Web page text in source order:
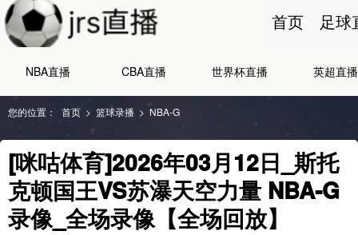
首页 足球
NBA直播 CBA直播 世界杯直播 英超直播
您的位置： 首页 > 篮球录播 > NBA-G
[咪咕体育]2026年03月12日_斯托
克顿国王VS苏瀑天空力量 NBA-G
录像_全场录像【全场回放】